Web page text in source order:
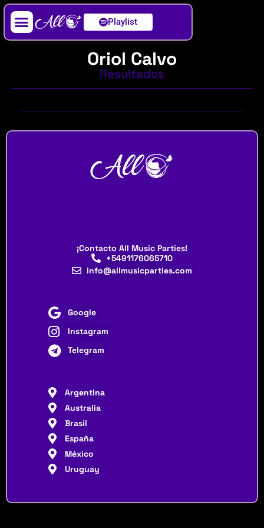
Playlist
Oriol Calvo
Resultados
¡Contacto All Music Parties!
+5491176065710
info@allmusicparties.com
Google
Instagram
Telegram
Argentina
Australia
Brasil
España
México
Uruguay